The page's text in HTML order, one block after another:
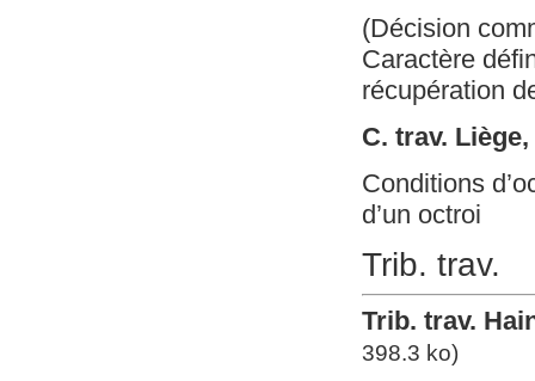
(Décision
Caractère
récupération
C. trav.
Conditions
d’un octroi
Trib. trav.
Trib. trav.
398.3 ko)